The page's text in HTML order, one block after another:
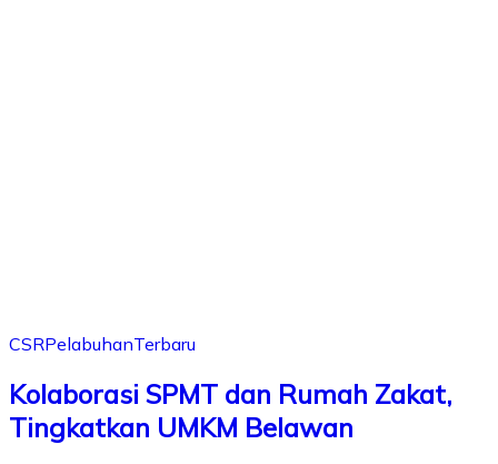
CSRPelabuhanTerbaru
Kolaborasi SPMT dan Rumah Zakat,
Tingkatkan UMKM Belawan